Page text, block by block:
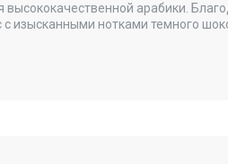
высококачественной арабики.
изысканными нотками темного